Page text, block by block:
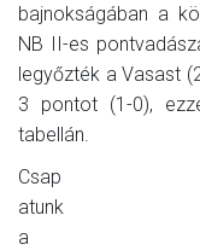
bajnokságában a
NB II-es
legyőzték a Vasast
3 pontot (1-0),
tabellán.
Csap
atunk
a